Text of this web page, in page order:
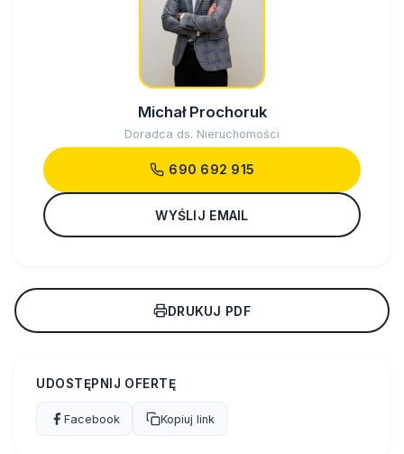
Michał Prochoruk
Doradca ds. Nieruchomości
690 692 915
WYŚLIJ EMAIL
DRUKUJ PDF
UDOSTĘPNIJ OFERTĘ
Facebook Kopiuj link